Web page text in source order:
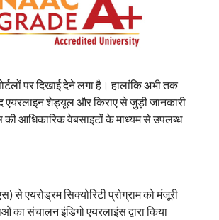
पर दिखाई देने लगा है। हालांकि अभी तक
एयरलाइन शेड्यूल और किराए से जुड़ी जानकारी
की आधिकारिक वेबसाइटों के माध्यम से उपलब्ध
से एयरोड्रम सिक्योरिटी प्रोग्राम को मंजूरी
संचालन इंडिगो एयरलाइंस द्वारा किया